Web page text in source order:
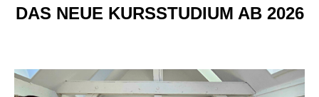
DAS NEUE KURSSTUDIUM AB 2026